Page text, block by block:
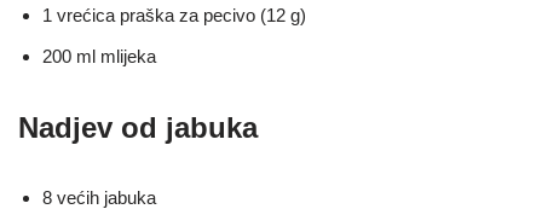
1 vrećica praška za pecivo (12 g)
200 ml mlijeka
Nadjev od jabuka
8 većih jabuka